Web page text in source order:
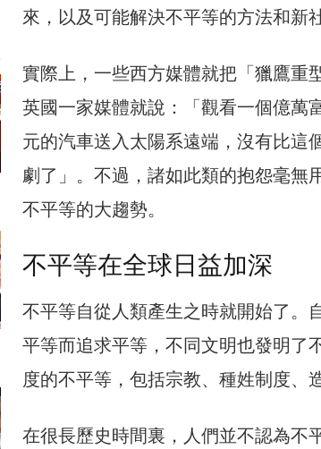
來，以及可能解決不平等的方法和新
實際上，一些西方媒體就把「獵鷹重
英國一家媒體就說：「觀看一個億萬
元的汽車送入太陽系遠端，沒有比這
劇了」。不過，諸如此類的抱怨毫無
不平等的大趨勢。
不平等在全球日益加深
不平等自從人類產生之時就開始了。
平等而追求平等，不同文明也發明了
度的不平等，包括宗教、種姓制度、
在很長歷史時間裏，人們並不認為不